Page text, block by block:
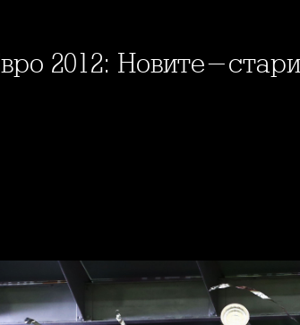
Евро 2012: Новите-